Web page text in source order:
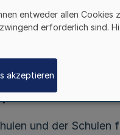
2005 ( GV. NRW. S.
für Schule und
und der Schulen
entweder allen Cookies
erforderlich sind.
akzeptieren